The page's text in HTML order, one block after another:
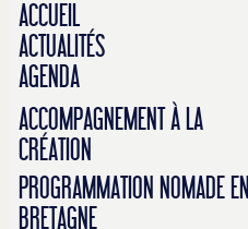
ACCUEIL
ACTUALITÉS
AGENDA
ACCOMPAGNEMENT À LA
CRÉATION
PROGRAMMATION NOMADE EN
BRETAGNE